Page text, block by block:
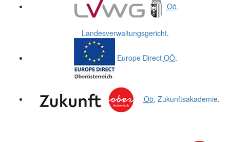
Oö.
Landesverwaltungsgericht.
Europe Direct OÖ.
Oö. Zukunftsakademie.